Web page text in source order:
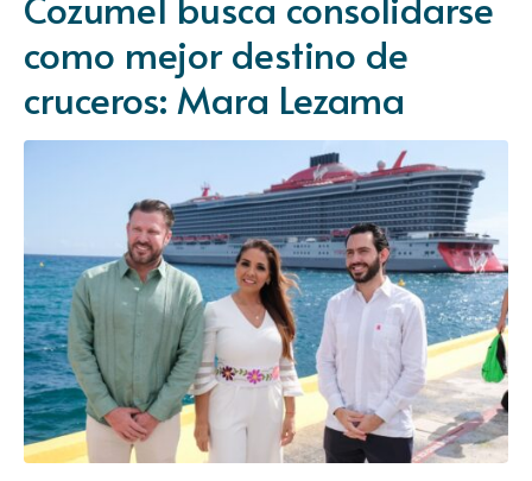
como mejor destino de
cruceros: Mara Lezama